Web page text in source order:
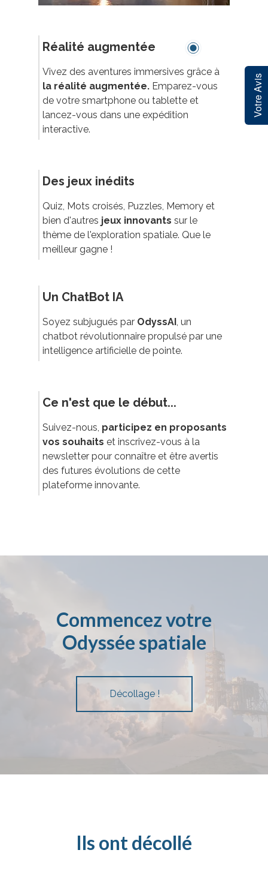
Réalité augmentée
Vivez des aventures immersives grâce à
la réalité augmentée. Emparez-vous
de votre smartphone ou tablette et
lancez-vous dans une expédition
interactive.
Des jeux inédits
Quiz, Mots croisés, Puzzles, Memory et
bien d'autres jeux innovants sur le
thème de l'exploration spatiale. Que le
meilleur gagne !
Un ChatBot IA
Soyez subjugués par OdyssAI, un
chatbot révolutionnaire propulsé par une
intelligence artificielle de pointe.
Ce n'est que le début...
Suivez-nous, participez en proposants
vos souhaits et inscrivez-vous à la
newsletter pour connaître et être avertis
des futures évolutions de cette
plateforme innovante.
Commencez votre
Odyssée spatiale
Décollage !
Ils ont décollé
Votre Avis